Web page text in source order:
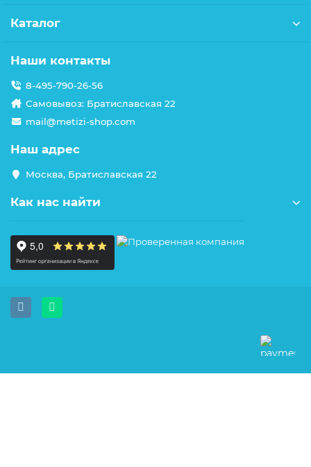
Каталог
Наши контакты
8-495-790-26-56
Самовывоз: Братиславская 22
mail@metizi-shop.com
Наш адрес
Москва, Братиславская 22
Как нас найти